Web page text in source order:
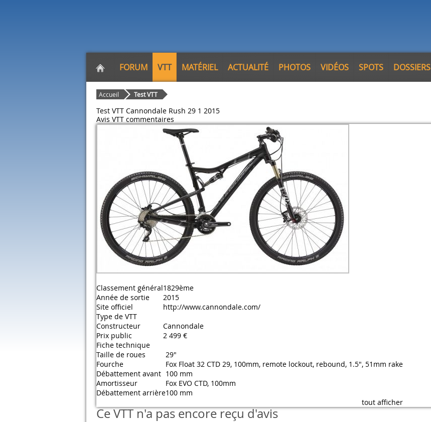
FORUM VTT MATÉRIEL ACTUALITÉ PHOTOS VIDÉOS SPOTS DOSSIERS
Accueil Test VTT
Test VTT Cannondale Rush 29 1 2015
Avis VTT commentaires
Classement général1829ème
Année de sortie
2015
Site officiel
http://www.cannondale.com/
Type de VTT
Constructeur
Cannondale
Prix public
2 499 €
Fiche technique
Taille de roues
29"
Fourche
Fox Float 32 CTD 29, 100mm, remote lockout, rebound, 1.5", 51mm rake
Débattement avant 100 mm
Amortisseur
Fox EVO CTD, 100mm
Débattement arrière100 mm
tout afficher
Ce VTT n'a pas encore reçu d'avis